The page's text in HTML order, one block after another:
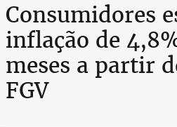
Consumidores
inflação de
meses a partir
FGV